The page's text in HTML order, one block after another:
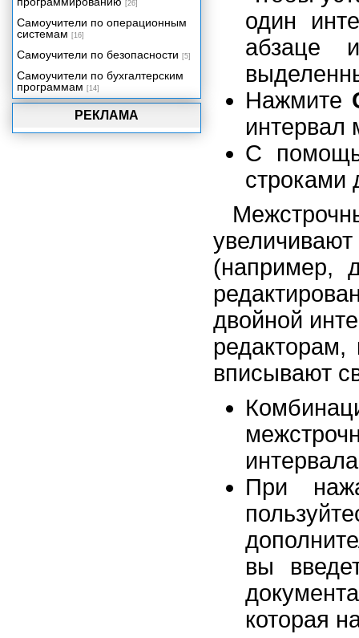
один
абзаце
Нажмите
интервал
С
строками
(например,
двойной
вписывают
При
вы
которая
РЕКЛАМА
Проблемы в Word
Что еще может Word
Великолепные десятки
[26]
Самоучители по операционным
системам [16]
Самоучители по безопасности [5]
Самоучители по бухгалтерским
программам [14]